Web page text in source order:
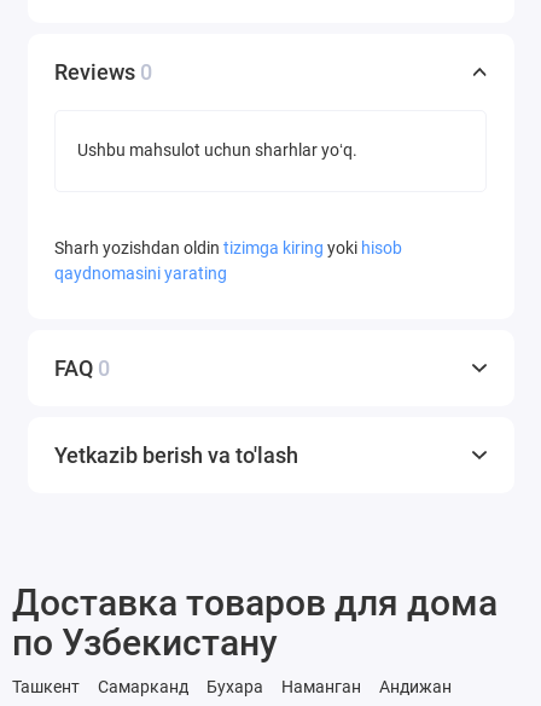
Reviews 0
Ushbu mahsulot uchun sharhlar yoʻq.
Sharh yozishdan oldin tizimga kiring yoki hisob
qaydnomasini yarating
FAQ 0
Yetkazib berish va to'lash
Доставка товаров для дома
по Узбекистану
Ташкент Самарканд Бухара Наманган
Андижан